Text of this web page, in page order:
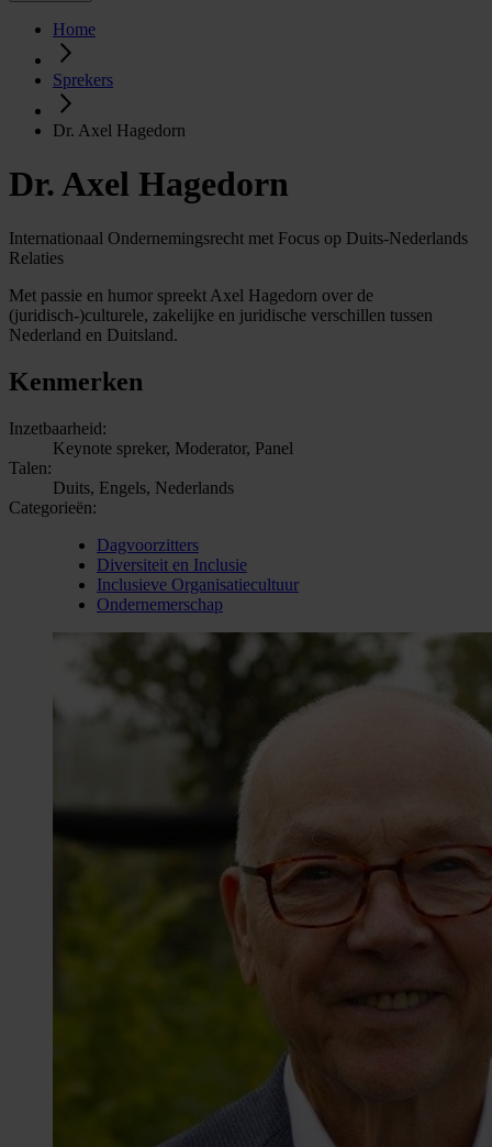
Home
Sprekers
Dr. Axel Hagedorn
Dr. Axel Hagedorn
Internationaal Ondernemingsrecht met Focus op Duits-Nederlands
Relaties
Met passie en humor spreekt Axel Hagedorn over de
(juridisch-)culturele, zakelijke en juridische verschillen tussen
Nederland en Duitsland.
Kenmerken
Inzetbaarheid:
Keynote spreker, Moderator, Panel
Talen:
Duits, Engels, Nederlands
Categorieën:
Dagvoorzitters
Diversiteit en Inclusie
Inclusieve Organisatiecultuur
Ondernemerschap